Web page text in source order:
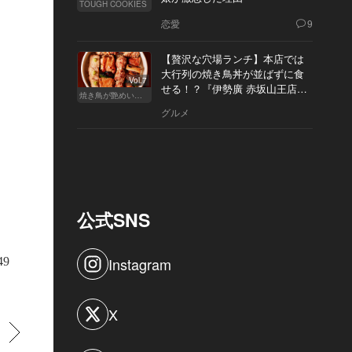
TOUGH COOKIES
恋愛 9
Vol.7
焼き鳥が艶めいてきた
【贅沢な穴場ランチ】本店では
大行列の焼き鳥丼が並ばずに食
せる！？『伊勢廣 赤坂山王店』
グルメ
公式SNS
Instagram
X